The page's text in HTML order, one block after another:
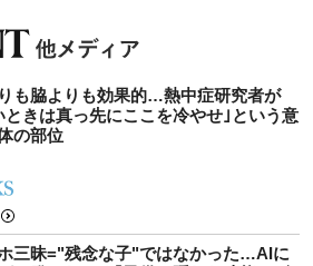
も脇よりも効果的…熱中症研究者が
ときは真っ先にここを冷やせ｣という意
の部位
三昧="残念な子"ではなかった…AIに